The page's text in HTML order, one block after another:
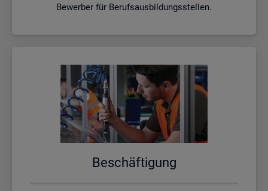
Bewerber für Berufsausbildungsstellen.
Be­schäf­ti­gung